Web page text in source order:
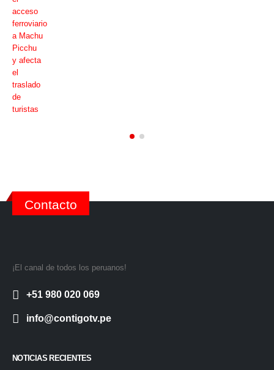
Contacto
¡El canal de todos los peruanos!
+51 980 020 069
info@contigotv.pe
NOTICIAS RECIENTES